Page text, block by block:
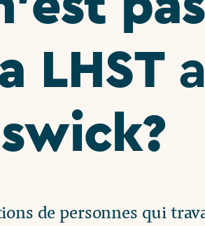
LHST
de personnes qui